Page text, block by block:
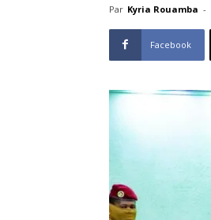
Par Kyria Rouamba -
Facebook